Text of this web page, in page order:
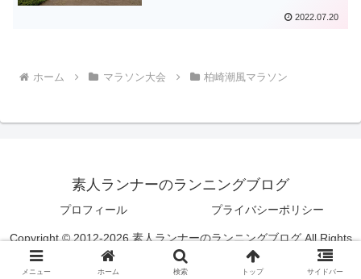
2022.07.20
ホーム マラソン大会 柏崎潮風マラソン
素人ランナーのランニングブログ
プロフィール プライバシーポリシー
Copyright © 2012-2026 素人ランナーのランニングブログ All Rights
Reserved.
メニュー ホーム 検索 トップ サイドバー